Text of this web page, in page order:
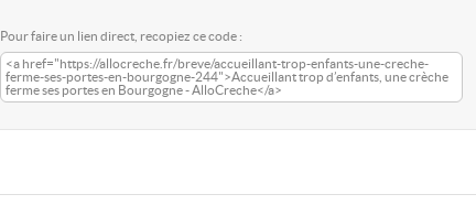
Pour faire un lien direct, recopiez ce code :
<a href="https://allocreche.fr/breve/accueillant-trop-enfants-une-creche-
ferme-ses-portes-en-bourgogne-244">Accueillant trop d’enfants, une crèche
ferme ses portes en Bourgogne - AlloCreche</a>